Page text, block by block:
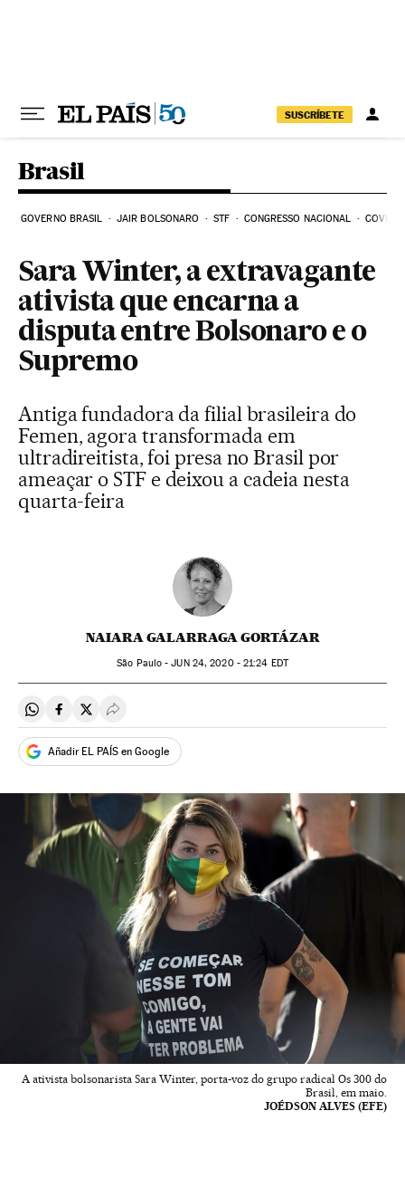
SUSCRÍBETE
Brasil
GOVERNO BRASIL JAIR BOLSONARO STF CONGRESSO NACIONAL COVID-
Sara Winter, a extravagante
ativista que encarna a
disputa entre Bolsonaro e o
Supremo
Antiga fundadora da filial brasileira do
Femen, agora transformada em
ultradireitista, foi presa no Brasil por
ameaçar o STF e deixou a cadeia nesta
quarta-feira
NAIARA GALARRAGA GORTÁZAR
São Paulo -JUN24, 2020 - 21:24 EDT
Compartir en Whatsapp
Compartir en Facebook
Compartir en Twitter
Desplegar Redes Sociales
Añadir EL PAÍS en Google
A ativista bolsonarista Sara Winter, porta-voz do grupo radical Os 300 do
Brasil, em maio.
JOÉDSON ALVES (EFE)